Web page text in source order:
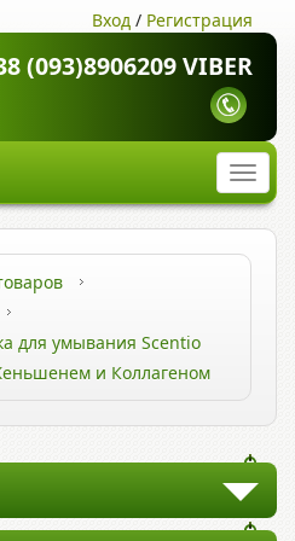
Вход / Регистрация
(093)8906209 VIBER
для умывания Scentio
и Коллагеном